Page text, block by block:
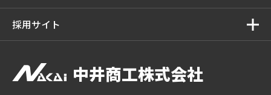
中井商工株式会社
採用サイト